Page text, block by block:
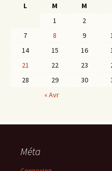
L
M M
1
2
7
8 9
14
15 16
21
22 23
28
29 30
« Avr
Méta